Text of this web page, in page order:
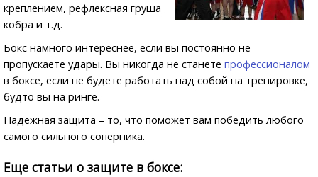
креплением, рефлексная груша
кобра и т.д.
Бокс намного интереснее, если вы постоянно не
пропускаете удары. Вы никогда не станете профессионалом
в боксе, если не будете работать над собой на тренировке,
будто вы на ринге.
Надежная защита – то, что поможет вам победить любого
самого сильного соперника.
Еще статьи о защите в боксе: